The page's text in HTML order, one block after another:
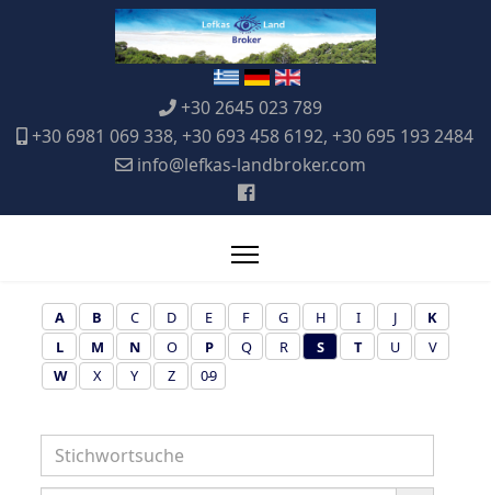
+30 2645 023 789
+30 6981 069 338, +30 693 458 6192, +30 695 193 2484
info@lefkas-landbroker.com
A B C D E F G H I J
K
L
M N O P Q R S T U
V
W
X Y Z 0-9